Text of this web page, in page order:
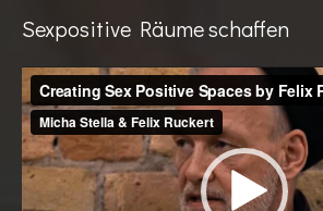
Sexpositive Räume schaffen
Video-
Player